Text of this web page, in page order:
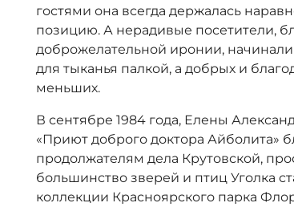
гостями она всегда держалась
позицию. А нерадивые посетители,
доброжелательной иронии,
для тыканья палкой, а добрых и
меньших.
В сентябре 1984 года, Елены
«Приют доброго доктора Айболита»
продолжателям дела Крутовской,
большинство зверей и птиц Уголка
коллекции Красноярского парка